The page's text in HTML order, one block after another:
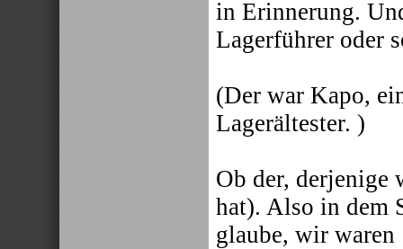
in Erinnerung.
Lagerführer oder
(Der war Kapo,
Lagerältester. )
Ob der, derjenige
hat). Also in dem
glaube, wir waren